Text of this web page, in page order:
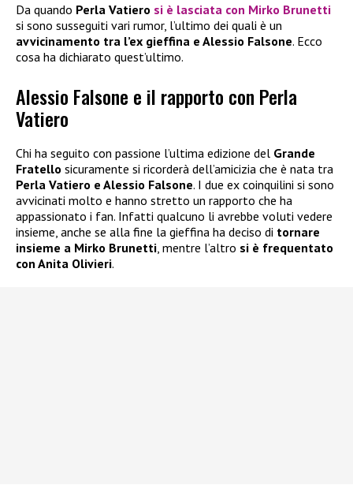
Da quando Perla Vatiero si è lasciata con Mirko Brunetti
si sono susseguiti vari rumor, l’ultimo dei quali è un
avvicinamento tra l’ex gieffina e Alessio Falsone. Ecco
cosa ha dichiarato quest’ultimo.
Alessio Falsone e il rapporto con Perla
Vatiero
Chi ha seguito con passione l’ultima edizione del Grande
Fratello sicuramente si ricorderà dell’amicizia che è nata tra
Perla Vatiero e Alessio Falsone. I due ex coinquilini si sono
avvicinati molto e hanno stretto un rapporto che ha
appassionato i fan. Infatti qualcuno li avrebbe voluti vedere
insieme, anche se alla fine la gieffina ha deciso di tornare
insieme a Mirko Brunetti, mentre l’altro si è frequentato
con Anita Olivieri.